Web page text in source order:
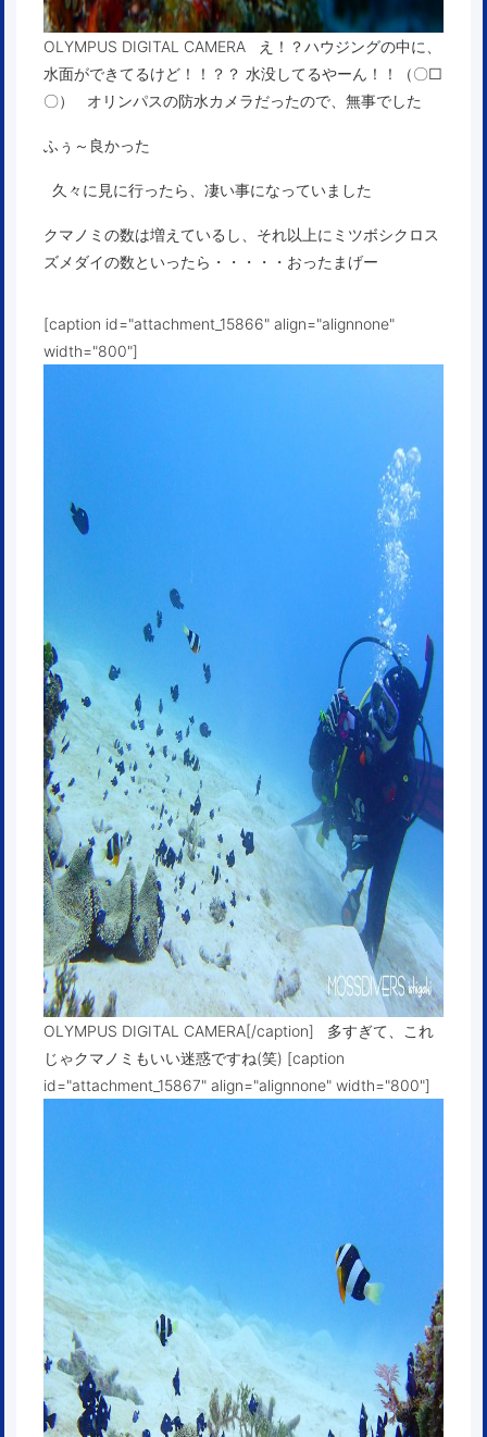
OLYMPUS DIGITAL CAMERA え！？ハウジングの中に、
水面ができてるけど！！？？ 水没してるやーん！！（〇□
〇） オリンパスの防水カメラだったので、無事でした
ふぅ～良かった
久々に見に行ったら、凄い事になっていました
クマノミの数は増えているし、それ以上にミツボシクロス
ズメダイの数といったら・・・・・おったまげー
[caption id="attachment_15866" align="alignnone"
width="800"]
OLYMPUS DIGITAL CAMERA[/caption] 多すぎて、これ
じゃクマノミもいい迷惑ですね(笑) [caption
id="attachment_15867" align="alignnone" width="800"]